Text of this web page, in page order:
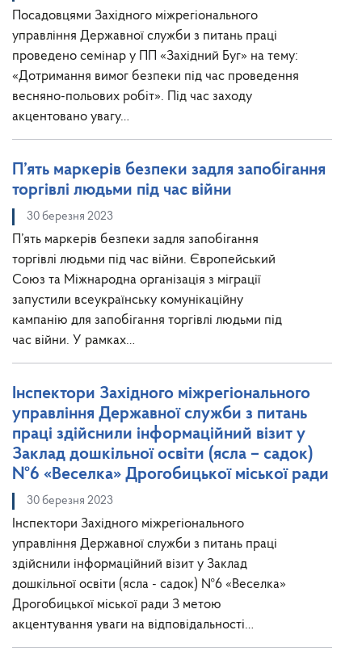
Посадовцями Західного міжрегіонального
управління Державної служби з питань праці
проведено семінар у ПП «Західний Буг» на тему:
«Дотримання вимог безпеки під час проведення
весняно-польових робіт». Під час заходу
акцентовано увагу…
П’ять маркерів безпеки задля запобігання
торгівлі людьми під час війни
30 березня 2023
П’ять маркерів безпеки задля запобігання
торгівлі людьми під час війни. Європейський
Союз та Міжнародна організація з міграції
запустили всеукраїнську комунікаційну
кампанію для запобігання торгівлі людьми під
час війни. У рамках…
Інспектори Західного міжрегіонального
управління Державної служби з питань
праці здійснили інформаційний візит у
Заклад дошкільної освіти (ясла – садок)
№6 «Веселка» Дрогобицької міської ради
30 березня 2023
Інспектори Західного міжрегіонального
управління Державної служби з питань праці
здійснили інформаційний візит у Заклад
дошкільної освіти (ясла - садок) №6 «Веселка»
Дрогобицької міської ради З метою
акцентування уваги на відповідальності…